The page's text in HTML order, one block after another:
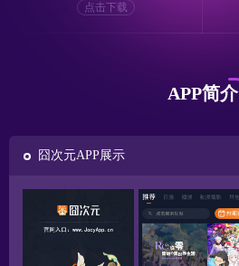
点击下载
APP简介
囧次元APP展示